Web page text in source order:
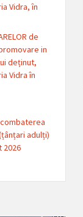
Vidra, în
de
in
deținut,
Vidra în
adulți)
2026